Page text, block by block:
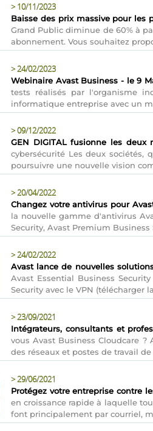
> 10/11/2023
Baisse des prix massive pour les
Grand Public diminue de 60% à
abonnement. Vous souhaitez
>24/02/2023
Webinaire Avast Business - le 9
tests réalisés par l'organisme
informatique entreprise avec un
>09/12/2022
GEN DIGITAL fusionne les deux
cybersécurité Les deux
poursuivre une nouvelle vision
>20/04/2022
Changez votre antivirus pour
la nouvelle gamme d'antivirus
Security, Avast Premium
>24/02/2022
Avast lance de nouvelles
Avast Essential Business
Security avec le VPN (télécharger
>23/09/2021
Intégrateurs, consultants et
vous Avast Business Cloudcare
des réseaux et postes de travail
>29/06/2021
Protégez votre entreprise contre
en croissance rapide à laquelle
font principalement par courriel,